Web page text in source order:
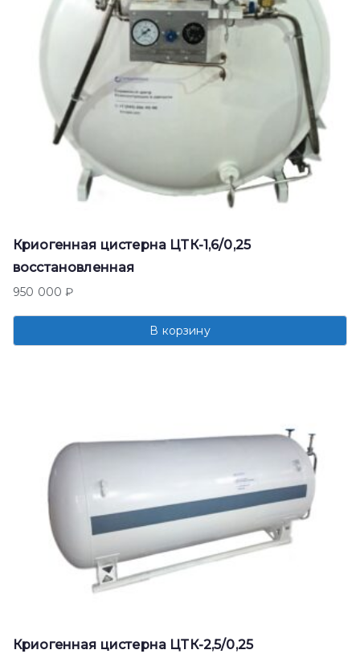
Криогенная цистерна ЦТК-1,6/0,25
восстановленная
950 000₽
В корзину
Криогенная цистерна ЦТК-2,5/0,25